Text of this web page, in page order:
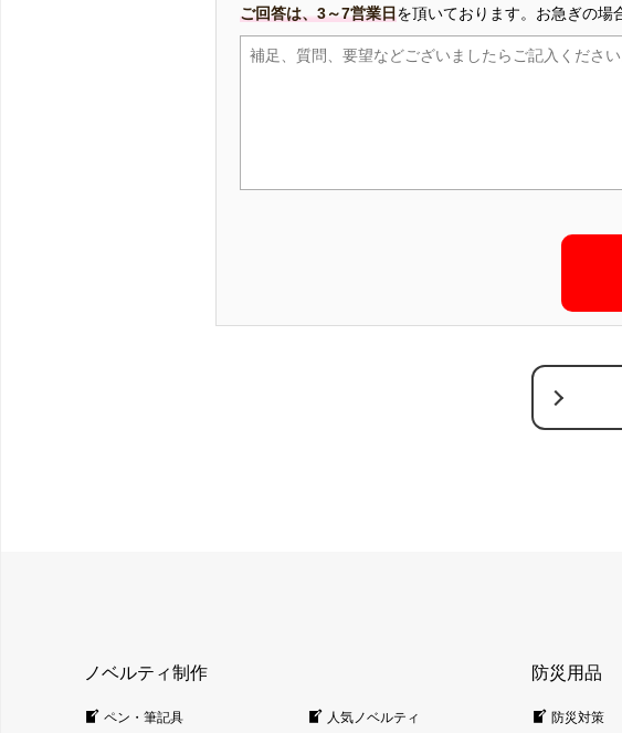
ご回答は、3～7営業日 を頂いております。お急ぎの場
ノベルティ制作
ペン・筆記具 人気ノベルティ
防災用品
防災対策